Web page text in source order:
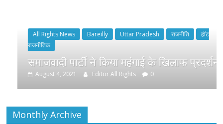
All Rights News Bareilly Uttar Pradesh राजनीति
राजनीतिक
समाजवादी पार्टी ने किया महंगाई के खिलाफ प्रदर्शन
August 4, 2021 Editor All Rights 0
Monthly Archive